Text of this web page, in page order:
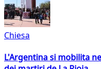
Chiesa
L'Argentina si mobilita